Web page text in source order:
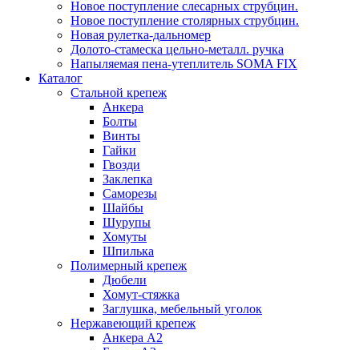
Новое поступление слесарных струбцин.
Новое поступление столярных струбцин.
Новая рулетка-дальномер
Долото-стамеска цельно-металл. ручка
Напыляемая пена-утеплитель SOMA FIX
Каталог
Стальной крепеж
Анкера
Болты
Винты
Гайки
Гвозди
Заклепка
Саморезы
Шайбы
Шурупы
Хомуты
Шпилька
Полимерный крепеж
Дюбели
Хомут-стяжка
Заглушка, мебельный уголок
Нержавеющий крепеж
Анкера А2